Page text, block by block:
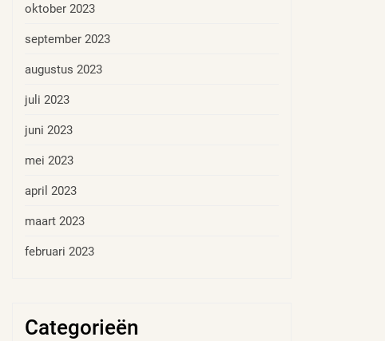
oktober 2023
september 2023
augustus 2023
juli 2023
juni 2023
mei 2023
april 2023
maart 2023
februari 2023
Categorieën